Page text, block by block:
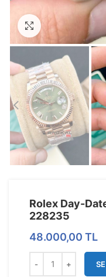
Görseli Büyütün
Rolex Day-
228235
48.000,00 TL